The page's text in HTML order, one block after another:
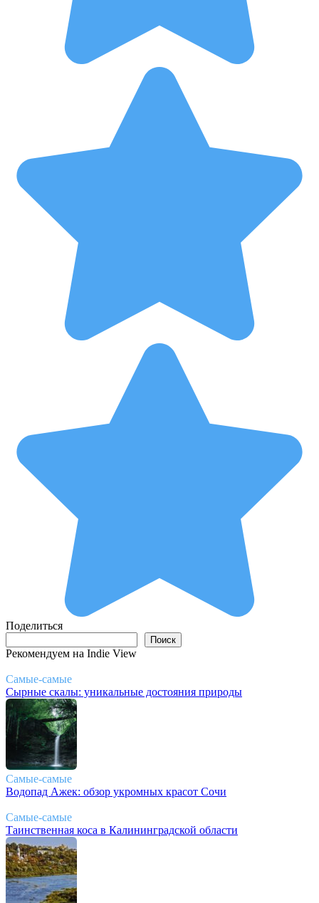
Поделиться
Поиск
Рекомендуем на Indie View
Самые-самые
Сырные скалы: уникальные достояния природы
Самые-самые
Водопад Ажек: обзор укромных красот Сочи
Самые-самые
Таинственная коса в Калининградской области